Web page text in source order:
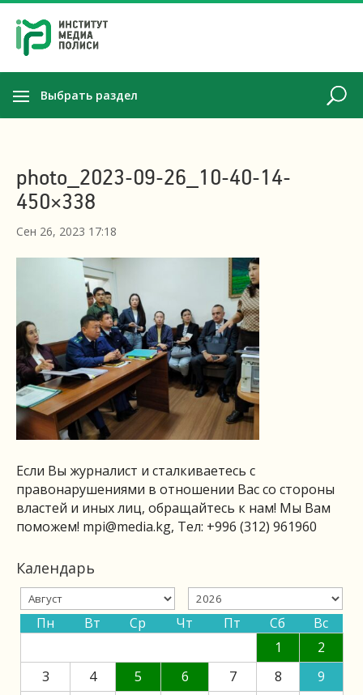
Выбрать раздел
photo_2023-09-26_10-40-14-
450×338
Сен 26, 2023 17:18
Если Вы журналист и сталкиваетесь с
правонарушениями в отношении Вас со стороны
властей и иных лиц, обращайтесь к нам! Мы Вам
поможем! mpi@media.kg, Тел: +996 (312) 961960
Календарь
Пн Вт Ср Чт Пт Сб
Вс
1
2
3
4 5 6 7 8
9